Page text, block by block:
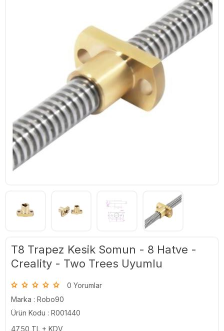
T8 Trapez Kesik Somun - 8 Hatve -
Creality - Two Trees Uyumlu
0 Yorumlar
Marka : Robo90
Ürün Kodu : R001440
47,50 TL + KDV